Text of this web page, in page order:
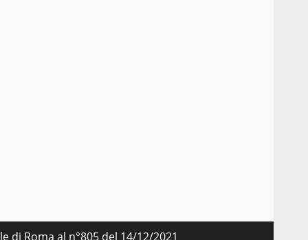
Roma al n°805 del 14/12/2021